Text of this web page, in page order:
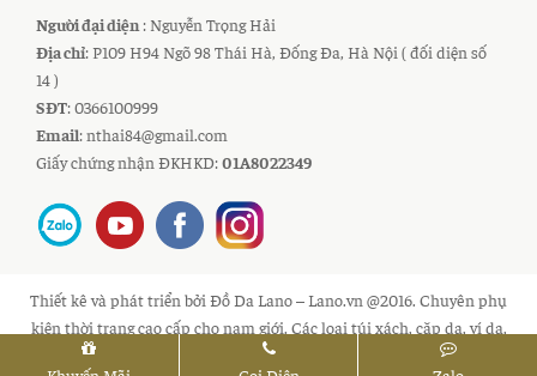
Người đại diện : Nguyễn Trọng Hải
Địa chỉ: P109 H94 Ngõ 98 Thái Hà, Đống Đa, Hà Nội ( đối diện số
14 )
SĐT: 0366100999
Email: nthai84@gmail.com
Giấy chứng nhận ĐKHKD:01A8022349
Thiết kê và phát triển bởi Đồ Da Lano – Lano.vn @2016. Chuyên phụ
kiện thời trang cao cấp cho nam giới. Các loại túi xách, cặp da, ví da,
thắt lưng hàng hiệu cho nam